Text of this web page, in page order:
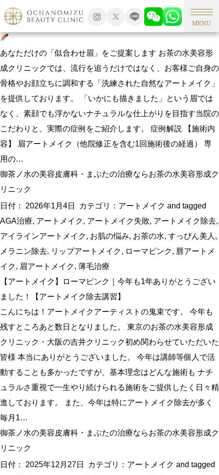
MENU
タグアーカイブ: アートメイク失敗
眉毛アートメイク｜“やりすぎない自然”で、毎朝3分の時短を
あなただけの「似合わせ眉」をご提案します お茶の水美容形
成クリニックでは、流行を追うだけではなく、お客様ご自身の
骨格やお顔立ちに調和する「洗練された自然なアートメイク」
を提供しております。 「いかにも描きました」という眉では
なく、素顔でも浮かないナチュラルな仕上がりを目指す当院の
こだわりと、実際の症例をご紹介します。 症例解説 【施術内
容】 眉アートメイク（他院修正を含む1回施術後の経過） 専
用の…
御茶ノ水の美容皮膚科・まぶたの治療ならお茶の水美容形成ク
リニック
日付： 2026年1月4日 カテゴリ： アートメイク and tagged
AGA治療, アートメイク, アートメイク失敗, アートメイク除去,
アイラインアートメイク, お肌の悩み, お茶の水, すっぴん美人 ,
メラニン除去, リップアートメイク, ローマピンク, 唇アートメ
イク, 眉アートメイク, 薄毛治療
【アートメイク】ローマピンク｜今年も1年ありがとうござい
ました！【アートメイク除去講習】
こんにちは！アートメイクアーティストの鬼束です。 今年も
残すところあと数日となりました。 東京のお茶の水美容形成
クリニック・大阪の吉井クリニック初め関わらせていただいた
皆様 本当にありがとうございました。 今年は講師等個人で活
動することも多かったですが、基本理念はどんな施術も ナチ
ュラルさ重視で一生やり続けられる施術をご提供したく日々精
進しております。 また、今年は特にアートメイク除去が多く
毎月1…
御茶ノ水の美容皮膚科・まぶたの治療ならお茶の水美容形成ク
リニック
日付： 2025年12月27日 カテゴリ： アートメイク and tagged